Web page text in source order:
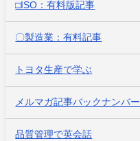
□ISO：有料版記事
〇製造業：有料記事
トヨタ生産で学ぶ
メルマガ記事バックナンバー
品質管理で英会話